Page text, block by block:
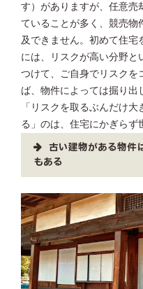
す）がありますが、任意売
ていることが多く、競売物
及できません。初めて住宅
には、リスクが高い分野と
つけて、ご自身でリスクを
ば、物件によっては掘り出
「リスクを取るぶんだけ
る」のは、住宅にかぎらず
古い建物がある物件
もある